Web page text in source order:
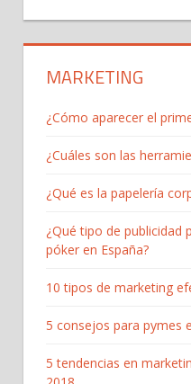
MARKETING
¿Cómo aparecer el
¿Cuáles son las
¿Qué es la papelería
¿Qué tipo de publicidad
póker en España?
10 tipos de marketing
5 consejos para pymes
5 tendencias en